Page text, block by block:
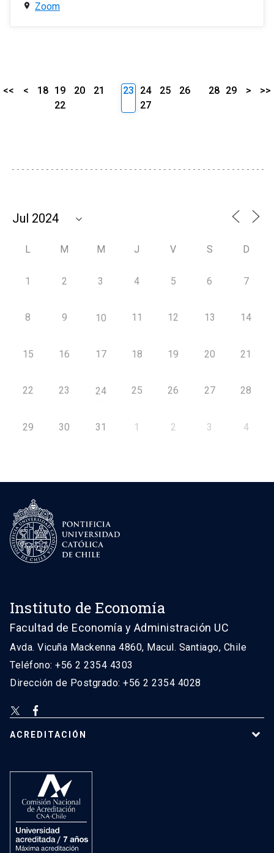
Zoom
<< < 18 19 20
21
22
23 24 25
26
27
28 29 > >>
L M M J V S D
1 2 3 4 5 6 7
8 9 10 11 12 13 14
15 16 17 18 19 20 21
22 23 24 25 26 27 28
29 30 31 1 2 3 4
Instituto de Economía
Facultad de Economía y Administración UC
Avda. Vicuña Mackenna 4860, Macul. Santiago, Chile
Teléfono: +56 2 2354 4303
Dirección de Postgrado: +56 2 2354 4028
ACREDITACIÓN